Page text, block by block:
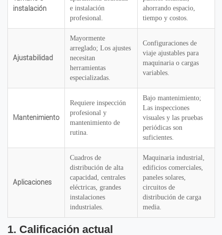
instalación
e instalación
profesional.
ahorrando espacio,
tiempo y costos.
Ajustabilidad
Mayormente
arreglado; Los ajustes
necesitan
herramientas
especializadas.
Configuraciones de
viaje ajustables para
maquinaria o cargas
variables.
Mantenimiento
Requiere inspección
profesional y
mantenimiento de
rutina.
Bajo mantenimiento;
Las inspecciones
visuales y las pruebas
periódicas son
suficientes.
Aplicaciones
Cuadros de
distribución de alta
capacidad, centrales
eléctricas, grandes
instalaciones
industriales.
Maquinaria industrial,
edificios comerciales,
paneles solares,
circuitos de
distribución de carga
media.
1. Calificación actual